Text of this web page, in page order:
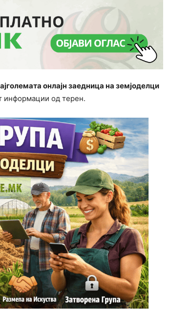
онлајн заедница на земјоделци
информации од терен.